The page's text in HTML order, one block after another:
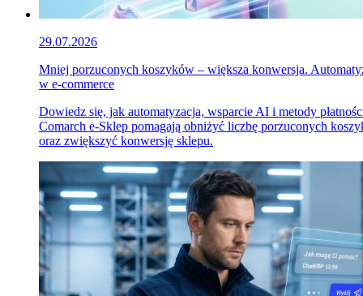
29.07.2026
Mniej porzuconych koszyków – większa konwersja.
w e-commerce
Dowiedz się, jak automatyzacja, wsparcie AI i metody
Comarch e-Sklep pomagają obniżyć liczbę porzuconych
oraz zwiększyć konwersję sklepu.